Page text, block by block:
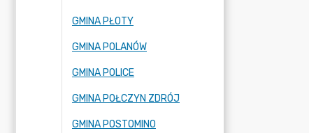
GMINA PŁOTY
GMINA POLANÓW
GMINA POLICE
GMINA POŁCZYN ZDRÓJ
GMINA POSTOMINO